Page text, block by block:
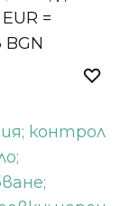
=
BGN